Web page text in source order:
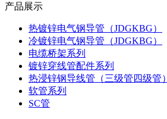
产品展示
热镀锌电气钢导管（JDGKBG）
冷镀锌电气钢导管（JDGKBG）
电缆桥架系列
镀锌穿线管配件系列
热浸锌钢导线管（三级管四级管）
软管系列
SC管